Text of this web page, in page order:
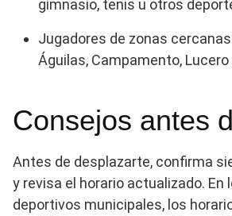
gimnasio, tenis u otros
Jugadores de zonas
Águilas, Campamento,
Consejos antes
Antes de desplazarte, confirma
y revisa el horario actualizado. En
deportivos municipales, los